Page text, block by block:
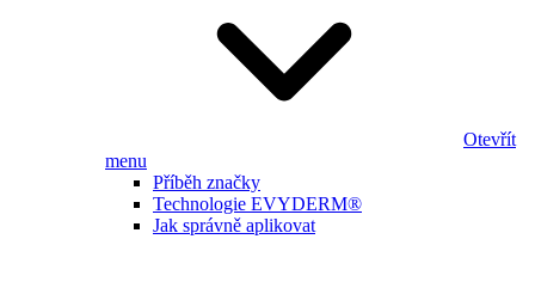
Otevřít
menu
Příběh značky
Technologie EVYDERM®
Jak správně aplikovat